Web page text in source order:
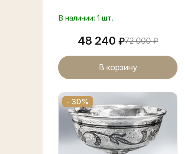
В наличии: 1 шт.
48 240 ₽72 000₽
В корзину
- 30%